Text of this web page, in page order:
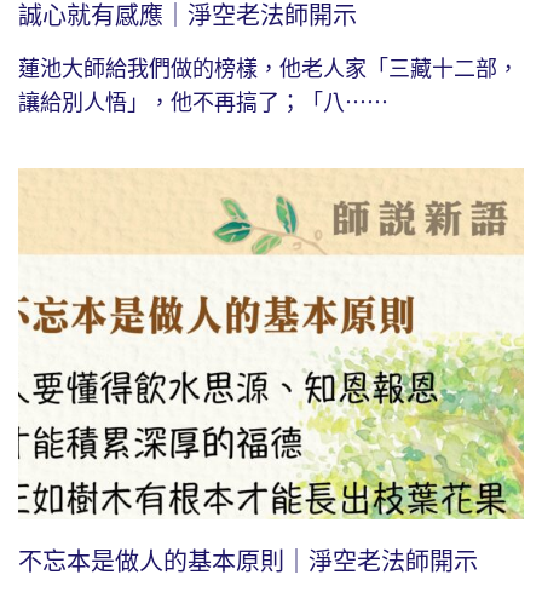
誠心就有感應｜淨空老法師開示
蓮池大師給我們做的榜樣，他老人家「三藏十二部，
讓給別人悟」，他不再搞了；「八⋯⋯
不忘本是做人的基本原則｜淨空老法師開示